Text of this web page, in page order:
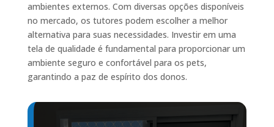
ambientes externos. Com diversas opções disponíveis
no mercado, os tutores podem escolher a melhor
alternativa para suas necessidades. Investir em uma
tela de qualidade é fundamental para proporcionar um
ambiente seguro e confortável para os pets,
garantindo a paz de espírito dos donos.